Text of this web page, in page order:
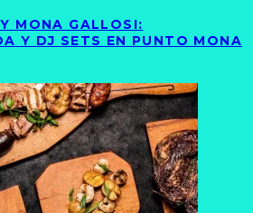
MONA GALLOSI:
Y DJ SETS EN PUNTO MONA